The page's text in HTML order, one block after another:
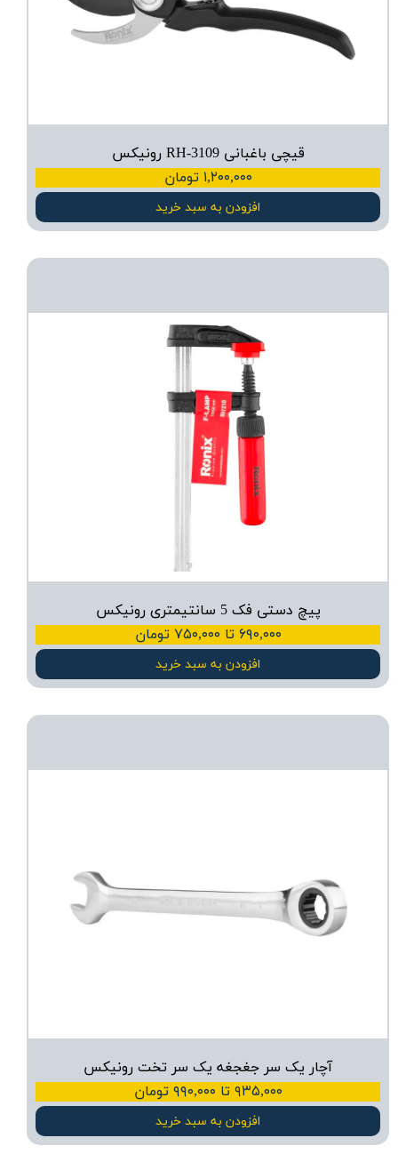
قیچی باغبانی RH-3109 رونیکس
۱,۲۰۰,۰۰۰ تومان
افزودن به سبد خرید
پیچ دستی فک 5 سانتیمتری رونیکس
۶۹۰,۰۰۰ تا ۷۵۰,۰۰۰ تومان
افزودن به سبد خرید
آچار یک سر جغجغه یک سر تخت رونیکس
۹۳۵,۰۰۰ تا ۹۹۰,۰۰۰ تومان
افزودن به سبد خرید